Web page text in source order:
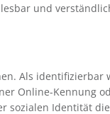
und
Als identifizierbar
Online-Kennung
sozialen Identität